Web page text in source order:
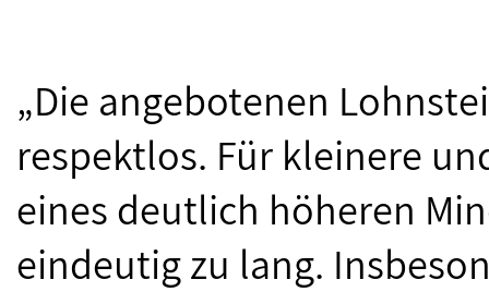
„Die angebotenen
respektlos. Für kleinere
eines deutlich höheren
eindeutig zu lang.